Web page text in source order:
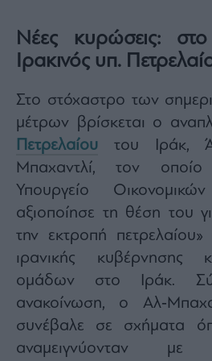
our
Terms
and
Privacy
Notice.
opt
out
at
any
time.
This
is
protected
by
reCAPTCHA
the
Google
Privacy
Policy
Terms
of
Service
apply.
Νέες κυρώσεις:
Ιρακινός υπ.
Στο στόχαστρο των
μέτρων βρίσκεται ο
Πετρελαίου του Ιράκ,
Μπαχαντλί, τον οποίο
Υπουργείο
αξιοποίησε τη θέση του
την εκτροπή
ιρανικής κυβέρνησης
ομάδων στο Ιράκ.
ανακοίνωση, ο
συνέβαλε σε σχήματα
αναμειγνύονταν